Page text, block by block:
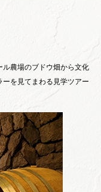
農場のブドウ畑から文化
を見てまわる見学ツアー